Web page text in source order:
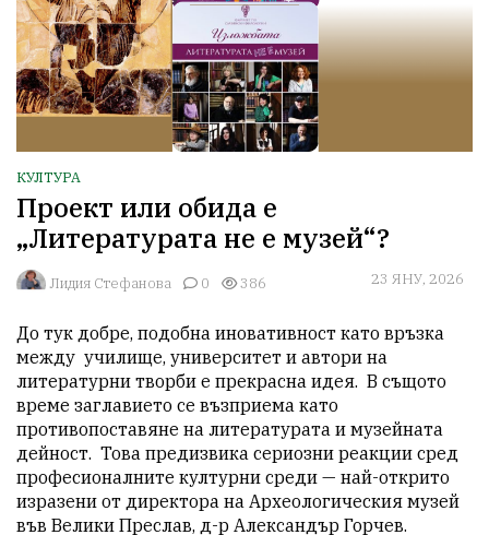
КУЛТУРА
Проект или обида е
„Литературата не е музей“?
Лидия Стефанова 0 386 23 ЯНУ, 2026
До тук добре, подобна иновативност като връзка
между  училище, университет и автори на
литературни творби е прекрасна идея.  В същото
време заглавието се възприема като
противопоставяне на литературата и музейната
дейност.  Това предизвика сериозни реакции сред
професионалните културни среди — най-открито
изразени от директора на Археологическия музей
във Велики Преслав, д-р Александър Горчев.